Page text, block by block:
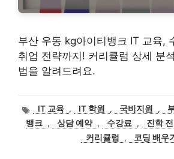
부산 우동 kg아이티뱅크 IT 교육,
취업 전략까지! 커리큘럼 상세 분
법을 알려드려요.
태
그
IT 교육 , IT 학원 , 국비지원 ,
뱅크 , 상담 예약 , 수강료 , 진학
커리큘럼
, 코딩 배우기